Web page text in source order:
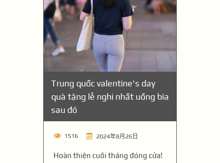
Trung quốc valentine's day
quà tặng lễ nghi nhất uống bia
sau đó
1516 2024年8月26日
Hoàn thiện cuối tháng đóng cửa!